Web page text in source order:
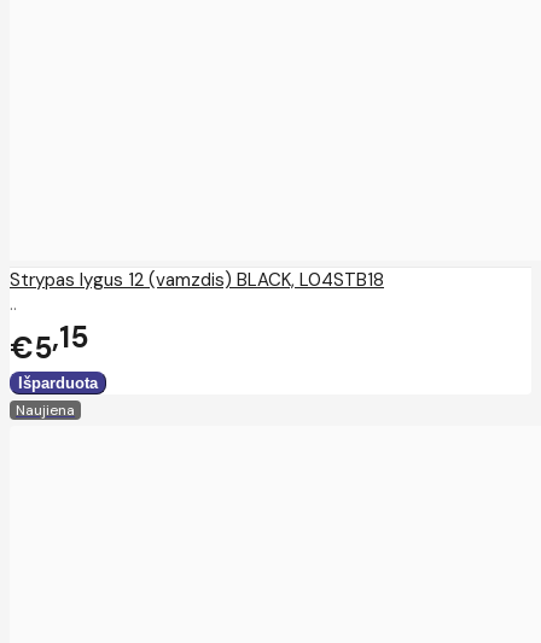
Strypas lygus 12 (vamzdis) BLACK, L04STB18
..
€5 15
Naujiena